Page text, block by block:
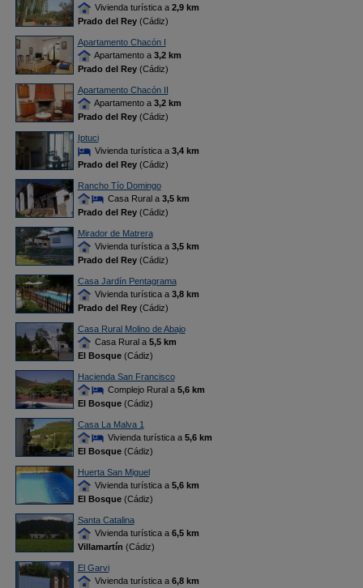
Vivienda turística a 2,9 km
Prado del Rey(Cádiz)
Apartamento Chacón I
Apartamento a 3,2 km
Prado del Rey(Cádiz)
Apartamento Chacón II
Apartamento a 3,2 km
Prado del Rey(Cádiz)
Iptuci
Vivienda turística a 3,4 km
Prado del Rey(Cádiz)
Rancho Tío Domingo
Casa Rural a 3,5 km
Prado del Rey(Cádiz)
Mirador de Matrera
Vivienda turística a 3,5 km
Prado del Rey(Cádiz)
Casa Jardín Pentagrama
Vivienda turística a 3,8 km
Prado del Rey(Cádiz)
Casa Rural Molino de Abajo
Casa Rural a 5,5 km
El Bosque(Cádiz)
Hacienda San Francisco
Complejo Rural a 5,6 km
El Bosque(Cádiz)
Casa La Malva 1
Vivienda turística a 5,6 km
El Bosque(Cádiz)
Huerta San Miguel
Vivienda turística a 5,6 km
El Bosque(Cádiz)
Santa Catalina
Vivienda turística a 6,5 km
Villamartín (Cádiz)
El Garvi
Vivienda turística a 6,8 km